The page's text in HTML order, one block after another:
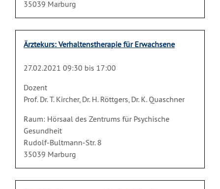
35039 Marburg
Ärztekurs: Verhaltenstherapie für Erwachsene
27.02.2021 09:30 bis 17:00
Dozent
Prof. Dr. T. Kircher, Dr. H. Röttgers, Dr. K. Quaschner
Raum: Hörsaal des Zentrums für Psychische
Gesundheit
Rudolf-Bultmann-Str. 8
35039 Marburg